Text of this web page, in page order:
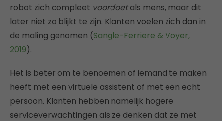
robot zich compleet voordoetals mens, maar dit
later niet zo blijkt te zijn. Klanten voelen zich dan in
de maling genomen (Sangle-Ferriere & Voyer,
2019).
Het is beter om te benoemen of iemand te maken
heeft met een virtuele assistent of met een echt
persoon. Klanten hebben namelijk hogere
serviceverwachtingen als ze denken dat ze met